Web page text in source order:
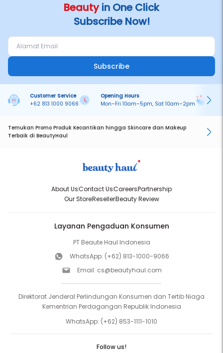
Beautyin One Click
Subscribe Now!
Subscribe
Customer Service
+62 813 1000 9066
Opening Hours
Mon–Fri 10am–5pm, Sat 10am–2pm
Temukan Promo Produk Kecantikan hingga Skincare dan Makeup
Terbaik di BeautyHaul
About UsContact UsCareersPartnership
Our StoreResellerBeauty Review
Layanan Pengaduan Konsumen
PT Beaute Haul Indonesia
WhatsApp: (+62) 813-1000-9066
Email: cs@beautyhaul.com
Direktorat Jenderal Perlindungan Konsumen dan Tertib Niaga
Kementrian Perdagangan Republik Indonesia
WhatsApp: (+62) 853-1111-1010
Follow us!